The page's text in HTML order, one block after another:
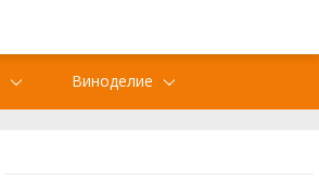
Виноделие